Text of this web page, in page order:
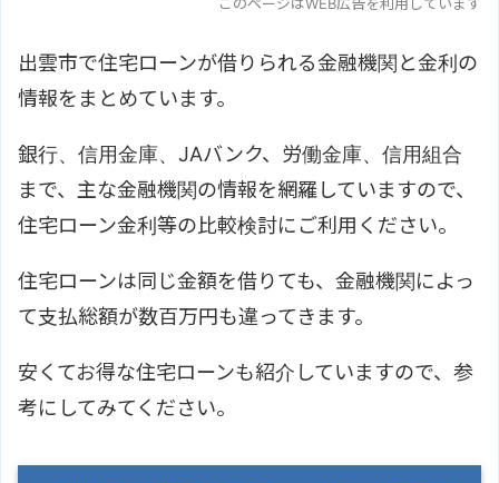
このページはWEB広告を利用しています
出雲市で住宅ローンが借りられる金融機関と金利の
情報をまとめています。
銀行、信用金庫、JAバンク、労働金庫、信用組合
まで、主な金融機関の情報を網羅していますので、
住宅ローン金利等の比較検討にご利用ください。
住宅ローンは同じ金額を借りても、金融機関によっ
て支払総額が数百万円も違ってきます。
安くてお得な住宅ローンも紹介していますので、参
考にしてみてください。